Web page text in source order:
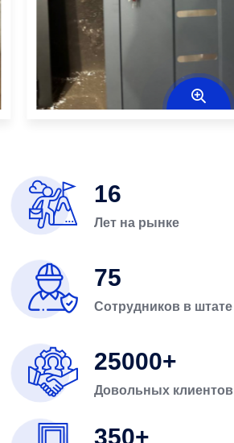
16
Лет на рынке
75
Сотрудников в штате
25000
Довольных клиентов
350